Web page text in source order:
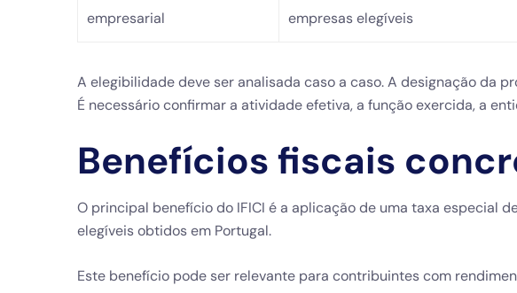
empresarial
empresas elegíveis
A elegibilidade deve ser analisada caso a caso. A designação da
É necessário confirmar a atividade efetiva, a função exercida, a
Benefícios fiscais
O principal benefício do IFICI é a aplicação de uma taxa especial
elegíveis obtidos em Portugal.
Este benefício pode ser relevante para contribuintes com